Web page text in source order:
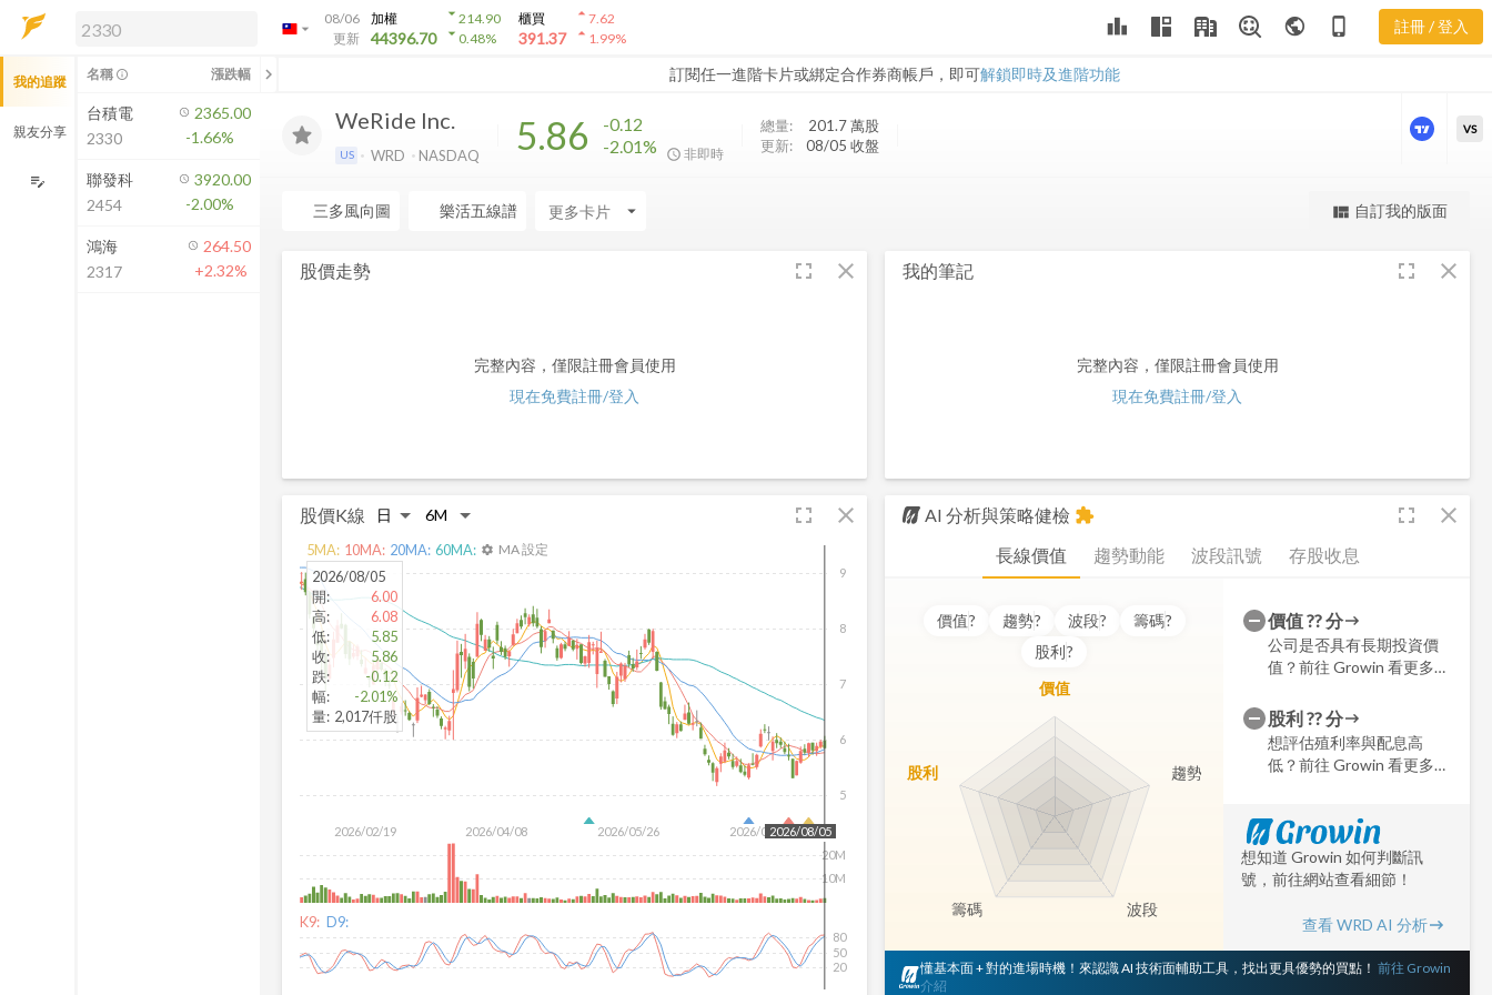
arrow_drop_down
08/06
更新
加權
44396.70
arrow_drop_down214.90
arrow_drop_down0.48%
櫃買
391.37
arrow_drop_up7.62
arrow_drop_up1.99% leaderboard public phone_iphone 註冊 / 登入
訂閱任一進階卡片或綁定合作券商帳戶，即可解鎖即時及進階功能
解鎖即時行情及進階功能
方案」，即可解鎖以下功能：
即時行情
即時市況與排行
成交金額熱力圖
前往方案訂閱
如何綁定合作券商
WRD
WeRide Inc.
US WRD NASDAQ 5.86
-0.12
-2.01%
非即時
總量: 201.7 萬股
更新:
08/05 收盤
更強大的進階價量圖表
VS
三多風向圖 樂活五線譜 arrow_drop_down view_quilt 自訂我的版面
股價走勢 fullscreen close
完整內容，僅限註冊會員使用
現在免費註冊/登入
股價K線 fullscreen close
2026/02/19 2026/04/08 2026/05/26 2026/07/14
5
6
7
8
9
2026/08/05
10M
20M
2026/08/05
開:
6.00
高:
6.08
低:
5.85
收:
5.86
跌:
-0.12
幅:
-2.01%
量: 2,017仟股
5MA: 10MA: 20MA: 60MA: settings MA 設定
K9: D9:
20
50
80
我的筆記 fullscreen close
完整內容，僅限註冊會員使用
現在免費註冊/登入
AI 分析與策略健檢 fullscreen close
extension
長線價值 趨勢動能 波段訊號 存股收息
價值? 趨勢? 波段? 籌碼?
股利?
價值
趨勢
波段
籌碼
股利
價值??分
公司是否具有長期投資價
值？前往 Growin 看更多細
股利??分
想評估殖利率與配息高
低？前往 Growin 看更多細
想知道 Growin 如何判斷訊
號，前往網站查看細節！
查看 WRD AI 分析
懂基本面 + 對的進場時機！來認識 AI 技術面輔助工具，找出更具優勢的買點！ 前往 Growin
介紹
我的追蹤
親友分享
edit_note
名稱 info_outline 漲跌幅 chevron_left
台積電
2330
2365.00
-1.66%
聯發科
2454
3920.00
-2.00%
鴻海
2317
264.50
+2.32%